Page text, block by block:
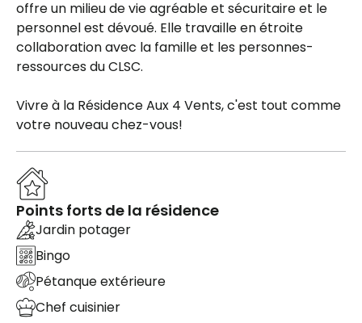
offre un milieu de vie agréable et sécuritaire et le
personnel est dévoué. Elle travaille en étroite
collaboration avec la famille et les personnes-
ressources du CLSC.
Vivre à la Résidence Aux 4 Vents, c'est tout comme
votre nouveau chez-vous!
Points forts de la résidence
Jardin potager
Bingo
Pétanque extérieure
Chef cuisinier